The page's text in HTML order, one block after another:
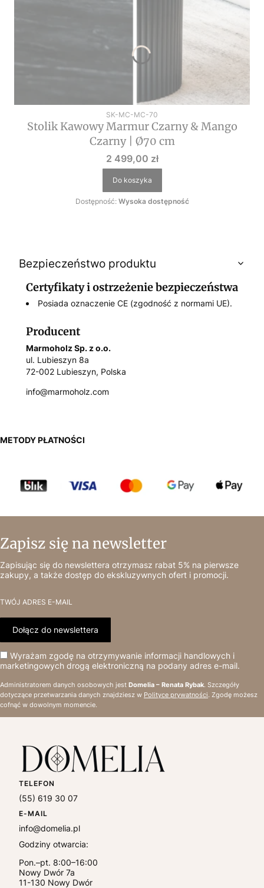
Kod produktu
SK-MC-MC-70
Stolik Kawowy Marmur Czarny & Mango
Czarny | Ø70 cm
Cena
2 499,00 zł
Do koszyka
Dostępność: Wysoka dostępność
Bezpieczeństwo produktu
Certyfikaty i ostrzeżenie bezpieczeństwa
Posiada oznaczenie CE (zgodność z normami UE).
Producent
Marmoholz Sp. z o.o.
ul. Lubieszyn 8a
72-002 Lubieszyn, Polska
info@marmoholz.com
METODY PŁATNOŚCI
Zapisz się na newsletter
Zapisując się do newslettera otrzymasz rabat 5% na pierwsze
zakupy, a także dostęp do ekskluzywnych ofert i promocji.
TWÓJ ADRES E-MAIL
Dołącz do newslettera
Wyrażam zgodę na otrzymywanie informacji handlowych i
marketingowych drogą elektroniczną na podany adres e-mail.
Administratorem danych osobowych jest Domelia – Renata Rybak. Szczegóły
dotyczące przetwarzania danych znajdziesz w Polityce prywatności. Zgodę możesz
cofnąć w dowolnym momencie.
TELEFON
(55) 619 30 07
E-MAIL
info@domelia.pl
Godziny otwarcia:
Pon.–pt. 8:00–16:00
Nowy Dwór 7a
11-130 Nowy Dwór